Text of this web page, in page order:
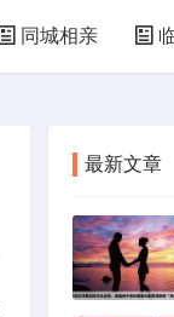
同城相亲
最新文章